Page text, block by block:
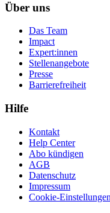
Über uns
Das Team
Impact
Expert:innen
Stellenangebote
Presse
Barrierefreiheit
Hilfe
Kontakt
Help Center
Abo kündigen
AGB
Datenschutz
Impressum
Cookie-Einstellungen